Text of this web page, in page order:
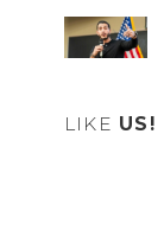
LIKE US!